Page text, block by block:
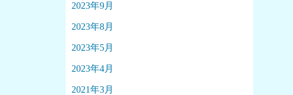
2023年9月
2023年8月
2023年5月
2023年4月
2021年3月